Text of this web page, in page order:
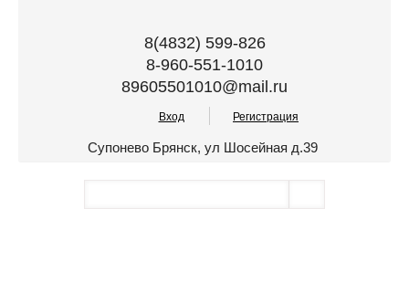
8(4832) 599-826
8-960-551-1010
89605501010@mail.ru
Вход Регистрация
Супонево Брянск, ул Шосейная д.39